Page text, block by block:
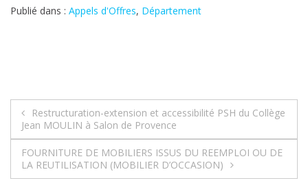
Publié dans : Appels d'Offres, Département
Navigation
de
l’article
Restructuration-extension et accessibilité PSH du Collège
Jean MOULIN à Salon de Provence
FOURNITURE DE MOBILIERS ISSUS DU REEMPLOI OU DE
LA REUTILISATION (MOBILIER D’OCCASION)